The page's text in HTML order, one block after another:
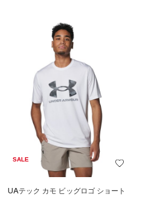
SALE
UAテック カモ ビッグロゴ ショート